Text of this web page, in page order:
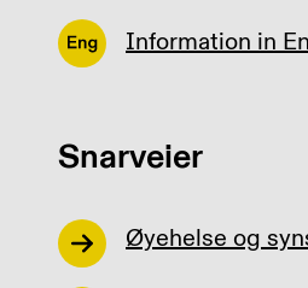
Information in
Snarveier
Øyehelse og